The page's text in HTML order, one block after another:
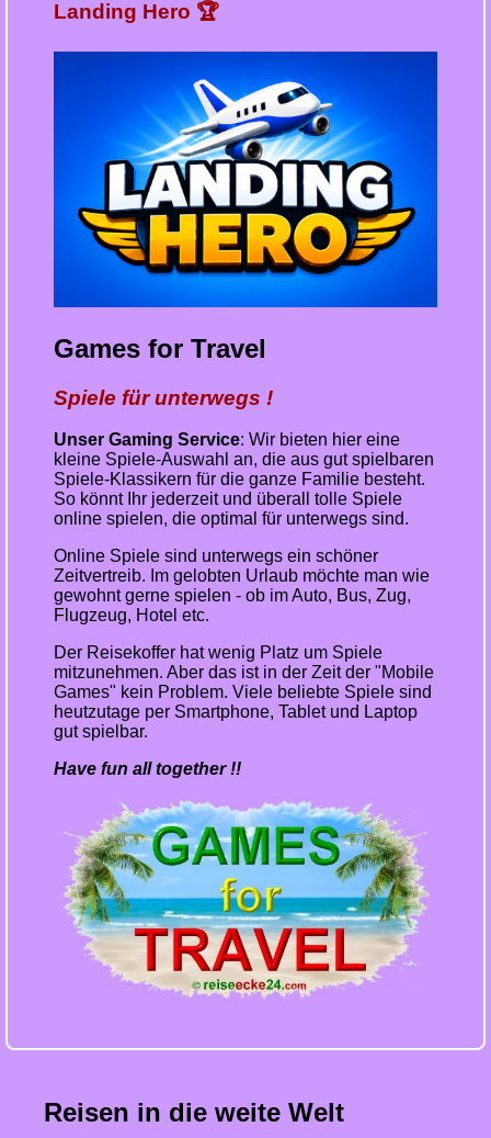
Landing Hero 🏆
Games for Travel
Spiele für unterwegs !
Unser Gaming Service: Wir bieten hier eine
kleine Spiele-Auswahl an, die aus gut spielbaren
Spiele-Klassikern für die ganze Familie besteht.
So könnt Ihr jederzeit und überall tolle Spiele
online spielen, die optimal für unterwegs sind.
Online Spiele sind unterwegs ein schöner
Zeitvertreib. Im gelobten Urlaub möchte man wie
gewohnt gerne spielen - ob im Auto, Bus, Zug,
Flugzeug, Hotel etc.
Der Reisekoffer hat wenig Platz um Spiele
mitzunehmen. Aber das ist in der Zeit der "Mobile
Games" kein Problem. Viele beliebte Spiele sind
heutzutage per Smartphone, Tablet und Laptop
gut spielbar.
Have fun all together !!
Reisen in die weite Welt